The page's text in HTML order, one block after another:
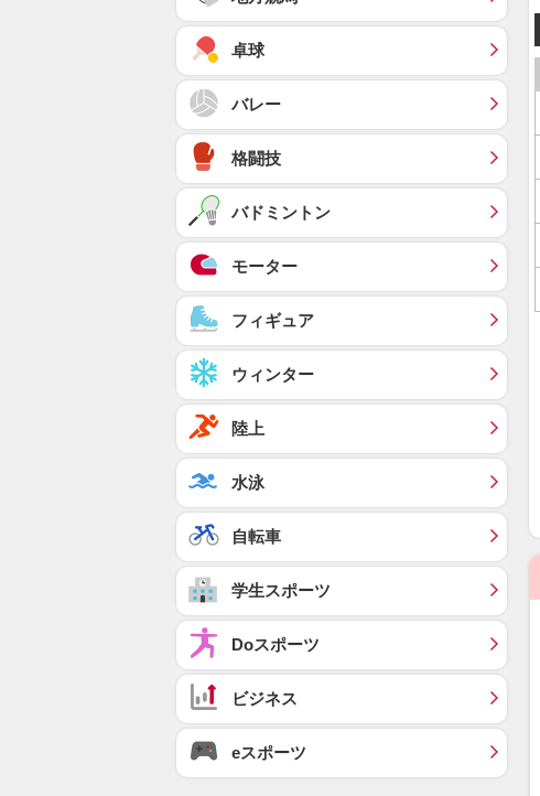
卓球
バレー
格闘技
バドミントン
モーター
フィギュア
ウィンター
陸上
水泳
自転車
学生スポーツ
Doスポーツ
ビジネス
eスポーツ